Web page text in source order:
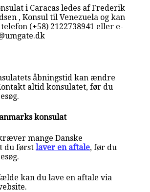
i Caracas ledes af Frederik
, Konsul til Venezuela og kan
(+58) 2122738941 eller e-
åbningstid kan ændre
altid konsulatet, før du
konsulat
mange Danske
du førstlaver en aftale, før du
kan du lave en aftale via